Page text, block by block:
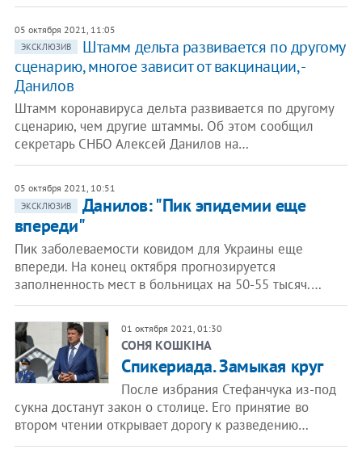
05 октября 2021, 11:05
ЭКСКЛЮЗИВ
Штамм дельта развивается по другому
сценарию, многое зависит от вакцинации, -
Данилов
Штамм коронавируса дельта развивается по другому
сценарию, чем другие штаммы. Об этом сообщил
секретарь СНБО Алексей Данилов на…
05 октября 2021, 10:51
ЭКСКЛЮЗИВ
Данилов: "Пик эпидемии еще
впереди"
Пик заболеваемости ковидом для Украины еще
впереди. На конец октября прогнозируется
заполненность мест в больницах на 50-55 тысяч.…
01 октября 2021, 01:30
СОНЯ КОШКІНА
Спикериада. Замыкая круг
После избрания Стефанчука из-под
сукна достанут закон о столице. Его принятие во
втором чтении открывает дорогу к разведению…